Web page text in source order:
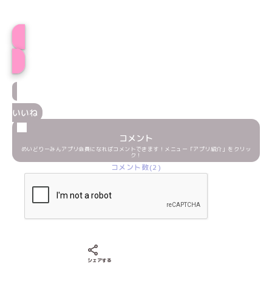
いいね
コメント
めいどりーみんアプリ会員になればコメントできます！メニュー「アプリ紹介」をクリッ
ク！
コメント数(2)
シェアする